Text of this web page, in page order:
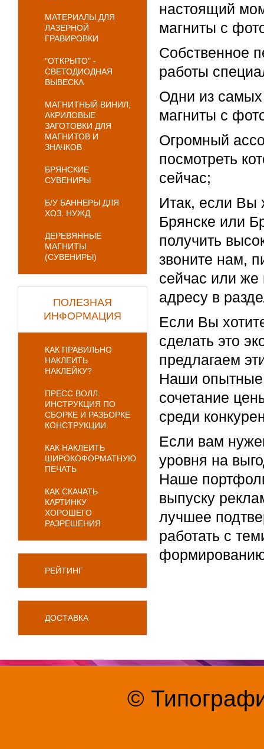
МАТЕРИАЛЫ ДЛЯ
ЛАЗЕРНОЙ
ГРАВИРОВКИ
"ОТКРЫТО" -
СВЕТОДИОДНАЯ
ВЫВЕСКА
МАГНИТНЫЙ ВИНИЛ,
АКРИЛОВЫЕ
ЗАГОТОВКИ ДЛЯ
МАГНИТОВ И
ЗНАЧКОВ
БРЯНСКИЕ
СУВЕНИРЫ
Б/У БАННЕРЫ ДЛЯ
ХОЗ. НУЖД
ДЕРЕВЯННЫЕ
МАГНИТЫ
(СУВЕНИРЫ)
ПОЛЕЗНАЯ
ИНФОРМАЦИЯ
КАК ПРАВИЛЬНО
НАКЛЕИТЬ
НАКЛЕЙКУ?
ПРЕСС ВОЛЛ.
ИНСТРУКЦИЯ ПО
СБОРКЕ И РАЗБОРКЕ
КОНСТРУКЦИИ.
КАК НАКЛЕИТЬ
ШИРОКОФОРМАТНУЮ
ПЕЧАТЬ
КАК СКАЧАТЬ
КАРТИНКУ
ХОРОШЕГО
РАЗРЕШЕНИЯ
РЕЙТИНГ
ДОСТАВКА
настоящий
магниты с
Собственное
работы
Одни из самых
магниты с
Огромный
посмотреть
сейчас;
Итак, если Вы
Брянске или
получить
звоните нам,
сейчас или
адресу в
Если Вы
сделать это
предлагаем
Наши опытные
сочетание
среди
Если вам
уровня на
Наше
выпуску
лучшее
работать с
©